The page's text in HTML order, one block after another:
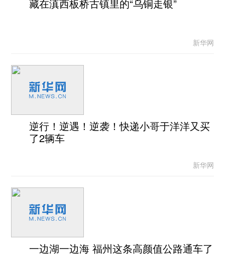
藏在滇西板桥古镇里的“乌铜走银”
新华网
逆行！逆遇！逆袭！快递小哥于洋洋又买
了2辆车
新华网
一边湖一边海 福州这条高颜值公路通车了